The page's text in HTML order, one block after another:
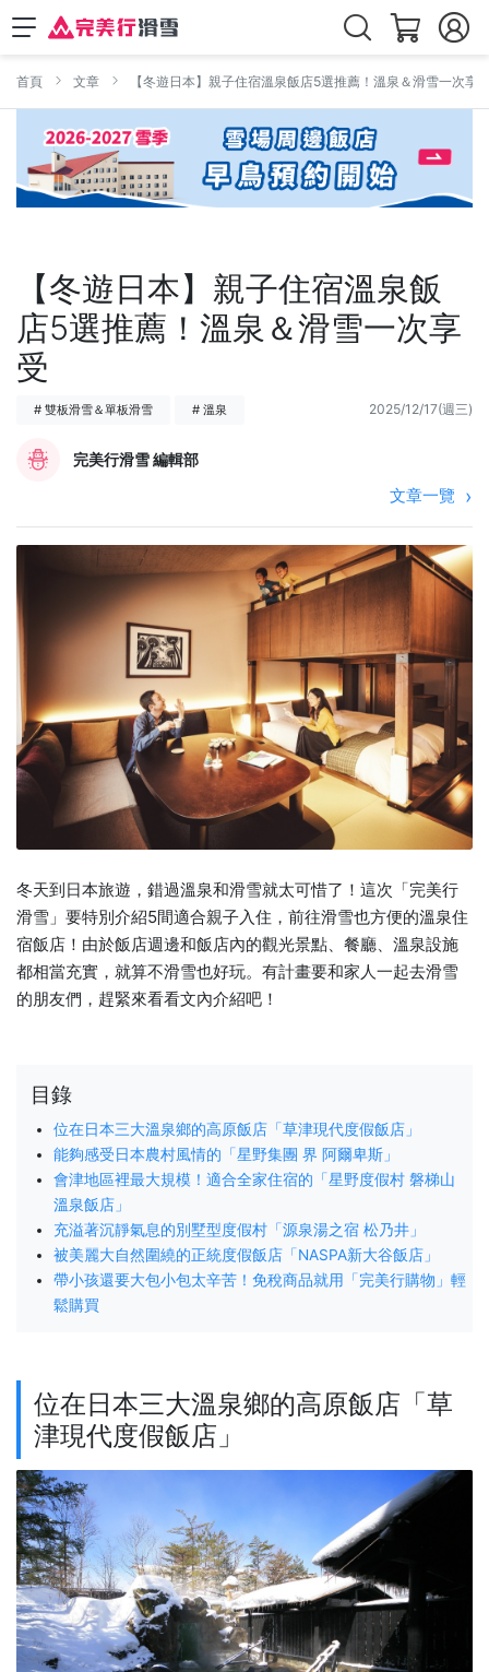
首頁 文章 【冬遊日本】親子住宿溫泉飯店5選推薦！溫泉＆滑雪一次享
【冬遊日本】親子住宿溫泉飯
店5選推薦！溫泉＆滑雪一次享
受
# 雙板滑雪＆單板滑雪 # 溫泉 2025/12/17(週三)
完美行滑雪 編輯部
文章一覽
冬天到日本旅遊，錯過溫泉和滑雪就太可惜了！這次「完美行
滑雪」要特別介紹5間適合親子入住，前往滑雪也方便的溫泉住
宿飯店！由於飯店週邊和飯店內的觀光景點、餐廳、溫泉設施
都相當充實，就算不滑雪也好玩。有計畫要和家人一起去滑雪
的朋友們，趕緊來看看文內介紹吧！
目錄
位在日本三大溫泉鄉的高原飯店「草津現代度假飯店」
能夠感受日本農村風情的「星野集團 界 阿爾卑斯」
會津地區裡最大規模！適合全家住宿的「星野度假村 磐梯山
溫泉飯店」
充溢著沉靜氣息的別墅型度假村「源泉湯之宿 松乃井」
被美麗大自然圍繞的正統度假飯店「NASPA新大谷飯店」
帶小孩還要大包小包太辛苦！免稅商品就用「完美行購物」輕
鬆購買
位在日本三大溫泉鄉的高原飯店「草
津現代度假飯店」